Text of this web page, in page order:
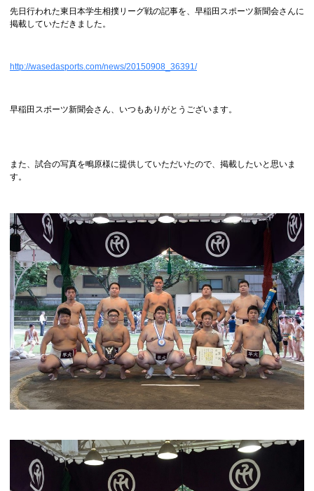
先日行われた東日本学生相撲リーグ戦の記事を、早稲田スポーツ新聞会さんに
掲載していただきました。
http://wasedasports.com/news/20150908_36391/
早稲田スポーツ新聞会さん、いつもありがとうございます。
また、試合の写真を鴫原様に提供していただいたので、掲載したいと思いま
す。